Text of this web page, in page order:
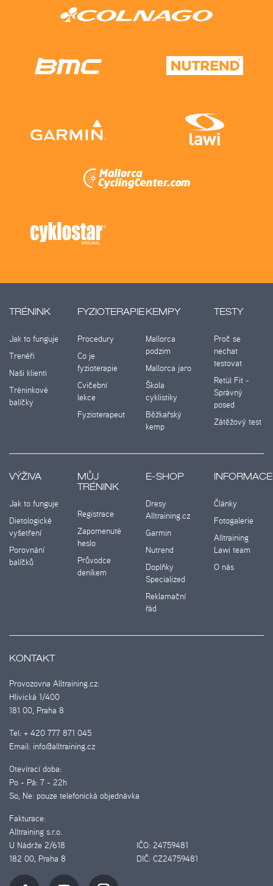
TRÉNINK
Jak to funguje
Trenéři
Naši klienti
Tréninkové
balíčky
FYZIOTERAPIE
Procedury
Co je
fyzioterapie
Cvičební
lekce
Fyzioterapeut
KEMPY
Mallorca
podzim
Mallorca jaro
Škola
cyklistiky
Běžkařský
kemp
TESTY
Proč se
nechat
testovat
Retül Fit -
Správný
posed
Zátěžový test
VÝŽIVA
Jak to funguje
Dietologické
vyšetření
Porovnání
balíčků
MŮJ
TRÉNINK
Registrace
Zapomenuté
heslo
Průvodce
deníkem
E-SHOP
Dresy
Alltraining.cz
Garmin
Nutrend
Doplňky
Specialized
Reklamační
řád
INFORMACE
Články
Fotogalerie
Alltraining
Lawi team
O nás
KONTAKT
Provozovna Alltraining.cz:
Hlivická 1/400
181 00, Praha 8
Tel: + 420 777 871 045
Email: info@alltraining.cz
Otevírací doba:
Po - Pá: 7 - 22h
So, Ne: pouze telefonická objednávka
Fakturace:
Alltraining s.r.o.
U Nádrže 2/618
IČO: 24759481
182 00, Praha 8
DIČ: CZ24759481